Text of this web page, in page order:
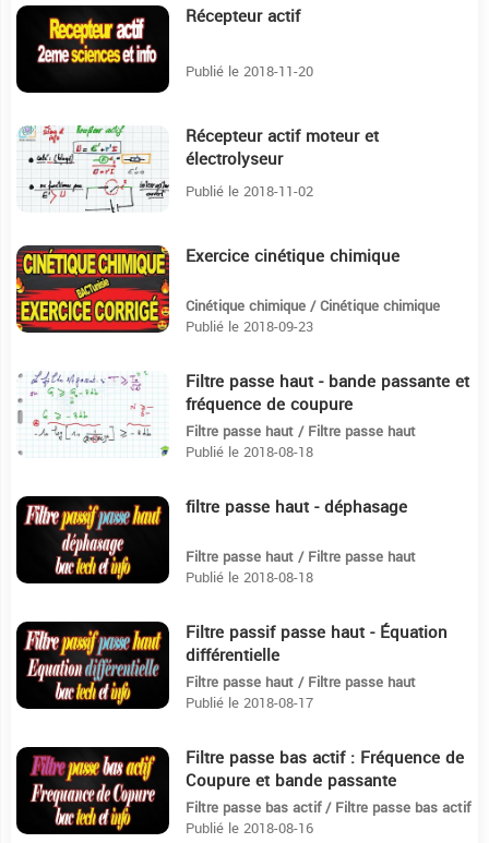
18:53 Récepteur actif
Publié le 2018-11-20
18:41 Récepteur actif moteur et
électrolyseur
Publié le 2018-11-02
31:5 Exercice cinétique chimique
Cinétique chimique / Cinétique chimique
Publié le 2018-09-23
6:14 Filtre passe haut - bande passante et
fréquence de coupure
Filtre passe haut / Filtre passe haut
Publié le 2018-08-18
2:46 filtre passe haut - déphasage
Filtre passe haut / Filtre passe haut
Publié le 2018-08-18
4:52 Filtre passif passe haut - Équation
différentielle
Filtre passe haut / Filtre passe haut
Publié le 2018-08-17
5:51 Filtre passe bas actif : Fréquence de
Coupure et bande passante
Filtre passe bas actif / Filtre passe bas actif
Publié le 2018-08-16